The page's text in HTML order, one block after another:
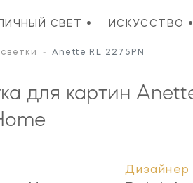
СВЕТ • ИСКУССТВО •
- Anette RL 2275PN
для картин
Дизайнер